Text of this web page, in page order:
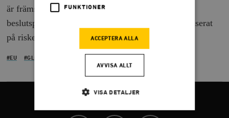
är främst ett komplicerat regelverk, en politiserad
beslutsprocess och en debatt som ensidigt har fokuserat
på risker med GM-grödor.
#EU #GLOBAL UTVECKLING
FUNKTIONER
ACCEPTERA ALLA
AVVISA ALLT
VISA DETALJER